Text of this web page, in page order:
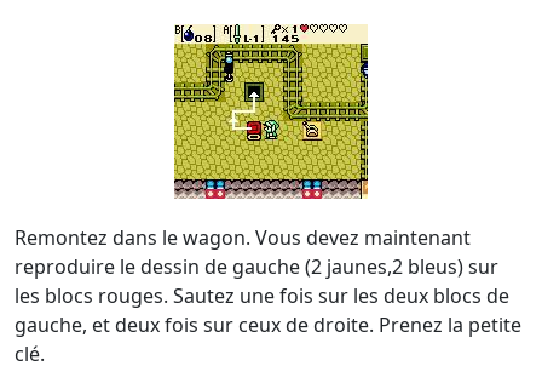
Remontez dans le wagon. Vous devez maintenant
reproduire le dessin de gauche (2 jaunes,2 bleus) sur
les blocs rouges. Sautez une fois sur les deux blocs de
gauche, et deux fois sur ceux de droite. Prenez la petite
clé.